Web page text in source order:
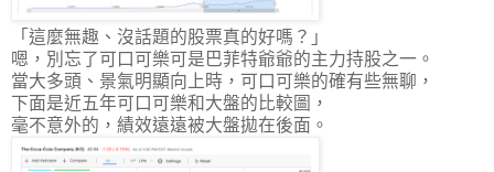
「這麼無趣、沒話題的股票真的好嗎？」
嗯，別忘了可口可樂可是巴菲特爺爺的主力持股之一。
當大多頭、景氣明顯向上時，可口可樂的確有些無聊，
下面是近五年可口可樂和大盤的比較圖，
毫不意外的，績效遠遠被大盤拋在後面。